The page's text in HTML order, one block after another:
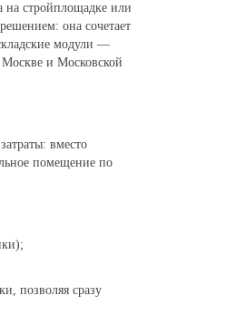
на стройплощадке или
она сочетает
модули —
Москве и Московской
вместо
помещение по
позволяя сразу